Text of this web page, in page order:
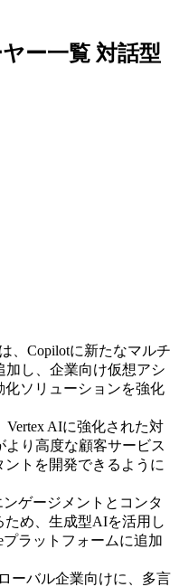
ー一覧 対話型
、Copilotに新たなマルチ
し、企業向け仮想アシ
化ソリューションを強化
Vertex AIに強化された対
り高度な顧客サービス
トを開発できるように
ゲージメントとコンタ
ため、生成型AIを活用し
ラットフォームに追加
ーバル企業向けに、多言